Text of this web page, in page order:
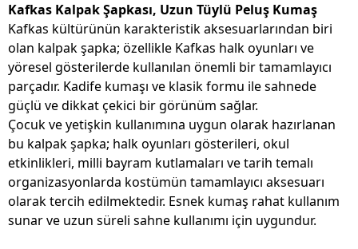
Kafkas Kalpak Şapkası, Uzun Tüylü Peluş Kumaş
Kafkas kültürünün karakteristik aksesuarlarından biri
olan kalpak şapka; özellikle Kafkas halk oyunları ve
yöresel gösterilerde kullanılan önemli bir tamamlayıcı
parçadır. Kadife kumaşı ve klasik formu ile sahnede
güçlü ve dikkat çekici bir görünüm sağlar.
Çocuk ve yetişkin kullanımına uygun olarak hazırlanan
bu kalpak şapka; halk oyunları gösterileri, okul
etkinlikleri, milli bayram kutlamaları ve tarih temalı
organizasyonlarda kostümün tamamlayıcı aksesuarı
olarak tercih edilmektedir. Esnek kumaş rahat kullanım
sunar ve uzun süreli sahne kullanımı için uygundur.